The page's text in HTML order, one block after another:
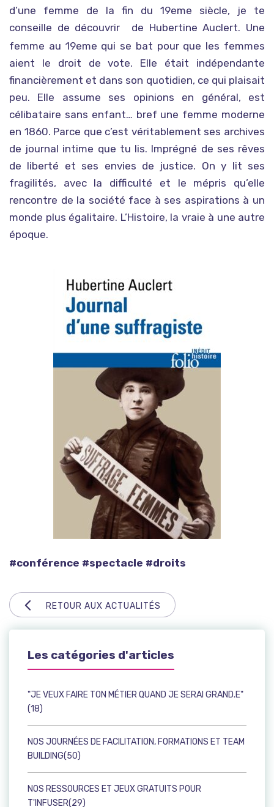
RETOUR AUX ACTUALITÉS
Les catégories d'articles
"JE VEUX FAIRE TON MÉTIER QUAND JE SERAI GRAND.E"
(18)
NOS JOURNÉES DE FACILITATION, FORMATIONS ET TEAM
BUILDING(50)
NOS RESSOURCES ET JEUX GRATUITS POUR
T'INFUSER(29)
d’une femme de la fin du 19eme siècle, je te
conseille de découvrir
de Hubertine Auclert. Une
femme au 19eme qui se bat pour que les femmes
aient le droit de vote. Elle était indépendante
financièrement et dans son quotidien, ce qui plaisait
peu. Elle assume ses opinions en général, est
célibataire sans enfant… bref une femme moderne
en 1860. Parce que c’est véritablement ses archives
de journal intime que tu lis. Imprégné de ses rêves
de liberté et ses envies de justice. On y lit ses
fragilités, avec la difficulté et le mépris qu’elle
rencontre de la société face à ses aspirations à un
monde plus égalitaire. L’Histoire, la vraie à une autre
époque.
#conférence #spectacle #droits